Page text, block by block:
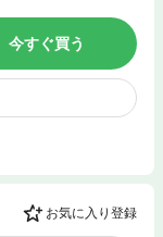
今すぐ買う
お気に入り登録